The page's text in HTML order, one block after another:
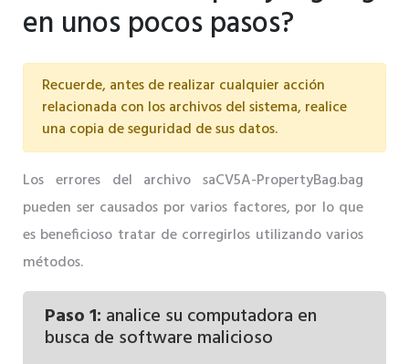
en unos pocos pasos?
Recuerde, antes de realizar cualquier acción
relacionada con los archivos del sistema, realice
una copia de seguridad de sus datos.
Los errores del archivo saCV5A-PropertyBag.bag
pueden ser causados ​​por varios factores, por lo que
es beneficioso tratar de corregirlos utilizando varios
métodos.
Paso 1: analice su computadora en
busca de software malicioso